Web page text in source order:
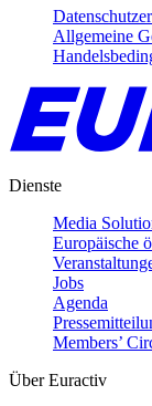
Allgemeine
Dienste
Media
Europäische
Jobs
Agenda
Members’
Über Euractiv